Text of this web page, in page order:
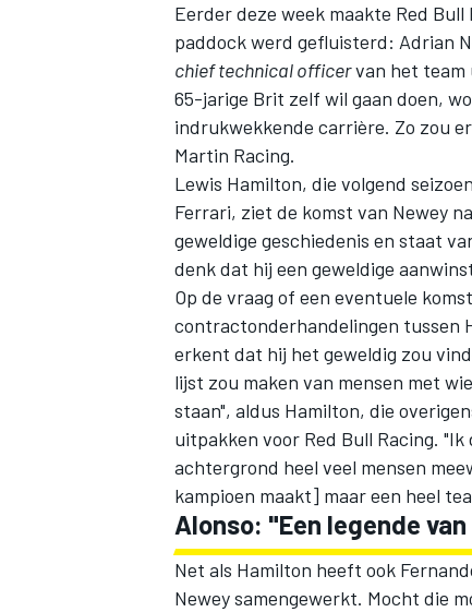
WEC
Eerder deze week maakte Red Bull
paddock werd gefluisterd: Adrian
chief technical officervan het team
65-jarige Brit zelf wil gaan doen,
indrukwekkende carrière. Zo zou
Martin Racing.
Lewis Hamilton, die volgend
Ferrari, ziet de komst van Newey
geweldige geschiedenis en staat
denk dat hij een geweldige
Op de vraag of een eventuele
contractonderhandelingen tussen
erkent dat hij het geweldig zou
lijst zou maken van mensen met
staan", aldus Hamilton, die
uitpakken voor Red Bull Racing.
achtergrond heel veel mensen
kampioen maakt] maar een heel
Alonso: "Een legende
Net als Hamilton heeft ook
Newey samengewerkt. Mocht die